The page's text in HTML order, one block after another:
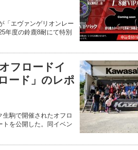
「エヴァンゲリオンレー
年度の鈴鹿8耐にて特別
フロードイ
ード」のレポ
駒で開催されたオフロ
トを公開した。同イベン